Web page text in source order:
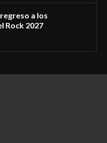
a los
Rock 2027